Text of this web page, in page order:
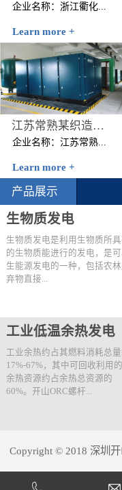
企业名称：浙江衢化...
节能改造项目建设规模：
1台200KW+1台250KW 技
改内容：2012年7月该...
Learn more +
江苏常熟某织造有限公司
企业名称：江苏常熟...
2012年6月28日，用能单
位用开山KHE200-41/8两
级压缩螺杆机替换原有
的...
Learn more +
产品展示
生物质发电
生物质发电是利用生物质所
的生物质能进行的发电，是
生能源发电的一种，包括农
弃物直接...
燃烧发电、农林废弃物气化发
电、垃圾焚烧发电、垃圾填埋
直接膨胀发电机组、ORC发电
机组或两者结合的串级机组进
发电。以下为一个菲律宾生物
发电站一期的实例：项目地点
汽；热源2）11...
工业低温余热发电
工业余热约占其燃料消耗总
17%-67%，其中可回收利用的
余热资源约占余热总资源的
60%。开山ORC螺杆...
热水、热油、常压蒸汽、发动
的缸套水和尾气以及燃气轮
尾气进行直接或间接的热量
并产生电能。按照取热模式可
Copyright © 2018 深圳